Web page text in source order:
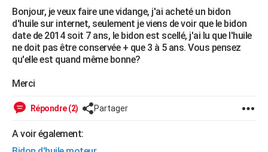
Essais
Réserver un essai
Citadines
Berlines
SUV
Forum auto
+HIGH-TECH
Mobiles
Meilleur smartphone
Internet
Ordinateurs
Jeux vidéo
Guide high-tech
+BRICOLAGE
Forum
Aménagement intérieur
Extérieur
Cuisine
Salle de bains
Jardinage
Rangement
Art de vivre
Bien-être
Loisirs
Mode
Modes de vie
Alimentation
Guide de la santé
Maladies
Médicaments
Sommeil
Bonjour, je veux faire une vidange, j'ai acheté un bidon
d'huile sur internet, seulement je viens de voir que le bidon
date de 2014 soit 7 ans, le bidon est scellé, j'ai lu que l'huile
ne doit pas être conservée + que 3 à 5 ans. Vous pensez
qu'elle est quand même bonne?
Merci
Répondre (2) Partager
A voir également: